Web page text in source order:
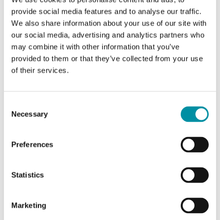
provide social media features and to analyse our traffic.
We also share information about your use of our site with
our social media, advertising and analytics partners who
may combine it with other information that you’ve
provided to them or that they’ve collected from your use
of their services.
Selection
Necessary
Preferences
Statistics
Marketing
från Corrigos eget webbgränssnitt.
installationer med CLOUDigo eller arbeta
från Corrigos egna webbgränssnitt med